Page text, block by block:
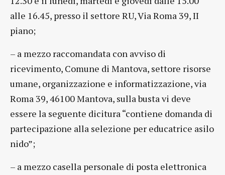
alle 16.45, presso il settore RU, Via Roma 39, II
piano;
– a mezzo raccomandata con avviso di
ricevimento, Comune di Mantova, settore risorse
umane, organizzazione e informatizzazione, via
Roma 39, 46100 Mantova, sulla busta vi deve
essere la seguente dicitura “contiene domanda di
partecipazione alla selezione per educatrice asilo
nido”;
– a mezzo casella personale di posta elettronica